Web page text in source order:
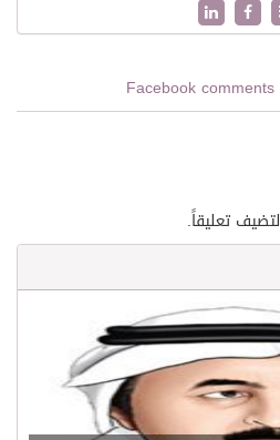
Facebook comments
لتضيف تعليقاً.